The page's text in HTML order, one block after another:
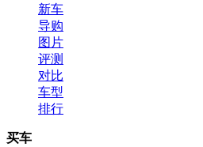
新车
导购
图片
评测
对比
车型
排行
买车